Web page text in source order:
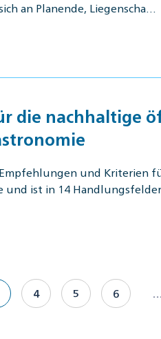
an Planende, Liegenscha…
die nachhaltige
und Kriterien
und ist in 14
4 5 6